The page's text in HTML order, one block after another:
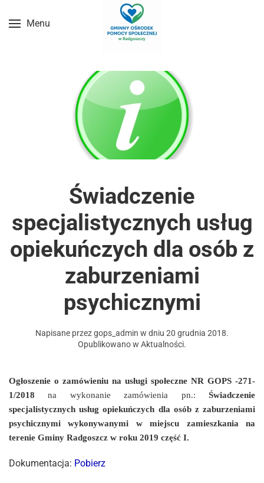
Przejdź do treści głównej
Menu
Świadczenie
specjalistycznych usług
opiekuńczych dla osób z
zaburzeniami
psychicznymi
Napisane przezgops_admin w dniu 20 grudnia 2018.
Opublikowano w Aktualności.
Ogłoszenie o zamówieniu na usługi społeczne NR GOPS -271-
1/2018na wykonanie zamówienia pn.:
Świadczenie
specjalistycznych usług opiekuńczych dla osób z zaburzeniami
psychicznymi wykonywanymi w miejscu zamieszkania na
terenie Gminy Radgoszcz w roku 2019 część I.
Dokumentacja: Pobierz